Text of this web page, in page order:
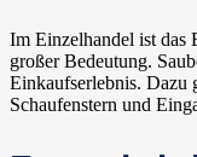
Im Einzelhandel ist das
großer Bedeutung.
Einkaufserlebnis. Dazu
Schaufenstern und